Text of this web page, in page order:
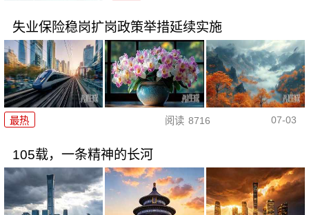
失业保险稳岗扩岗政策举措延续实施
最热 阅读 8716 07-03
105载，一条精神的长河